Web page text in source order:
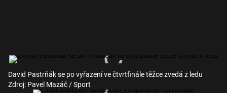
David Pastrňák se po vyřazení ve čtvrtfinále těžce zvedá z ledu
Zdroj: Pavel Mazáč / Sport